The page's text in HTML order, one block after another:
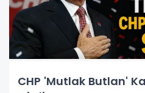
CHP 'Mutlak Butlan'